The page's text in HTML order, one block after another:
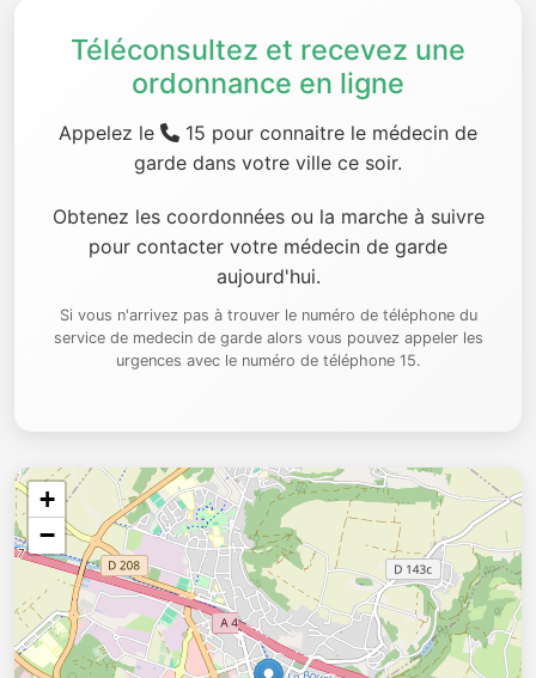
Téléconsultez et recevez une
ordonnance en ligne
Appelez le
15 pour connaitre le médecin de
garde dans votre ville ce soir.
Obtenez les coordonnées ou la marche à suivre
pour contacter votre médecin de garde
aujourd'hui.
Si vous n'arrivez pas à trouver le numéro de téléphone du
service de medecin de garde alors vous pouvez appeler les
urgences avec le numéro de téléphone 15.
+
−